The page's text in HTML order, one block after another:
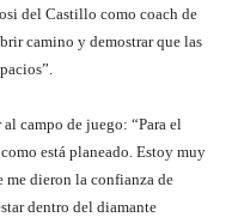
del Castillo como coach de
camino y demostrar que las
campo de juego: “Para el
está planeado. Estoy muy
me dieron la confianza de
dentro del diamante